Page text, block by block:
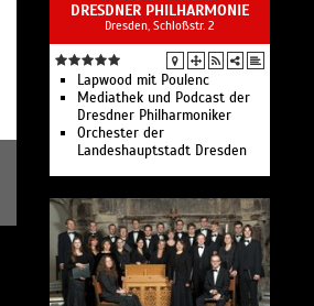
Compositeurs
3. Kammerabend
Adventskonzert des ZDF
4. Sinfoniekonzert: Böhmische
Fabeln und Fanfaren
Silvesterkonzert
CDs der Staatskapelle
ältestes und
traditionsreichstes Orchester
DRESDNER PHILHARMONIE
Dresden, Schloßstr. 2
Lapwood mit Poulenc
Mediathek und Podcast der
Dresdner Philharmoniker
Orchester der
Landeshauptstadt Dresden